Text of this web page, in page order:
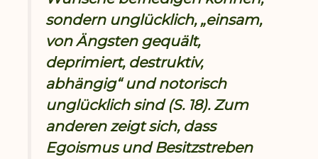
sondern unglücklich, „einsam,
von Ängsten gequält,
deprimiert, destruktiv,
abhängig“ und notorisch
unglücklich sind (S. 18). Zum
anderen zeigt sich, dass
Egoismus und Besitzstreben